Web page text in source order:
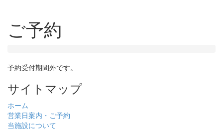
ご予約
予約受付期間外です。
サイトマップ
ホーム
営業日案内・ご予約
当施設について